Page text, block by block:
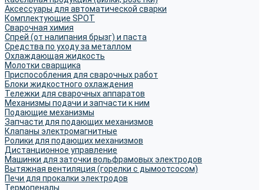
Аксессуары для автоматической сварки
Комплектующие SPOT
Сварочная химия
Спрей (от налипания брызг) и паста
Средства по уходу за металлом
Охлаждающая жидкость
Молотки сварщика
Приспособления для сварочных работ
Блоки жидкостного охлаждения
Тележки для сварочных аппаратов
Механизмы подачи и запчасти к ним
Подающие механизмы
Запчасти для подающих механизмов
Клапаны электромагнитные
Ролики для подающих механизмов
Дистанционное управление
Машинки для заточки вольфрамовых электродов
Вытяжная вентиляция (горелки с дымоотсосом)
Печи для прокалки электродов
Термопеналы